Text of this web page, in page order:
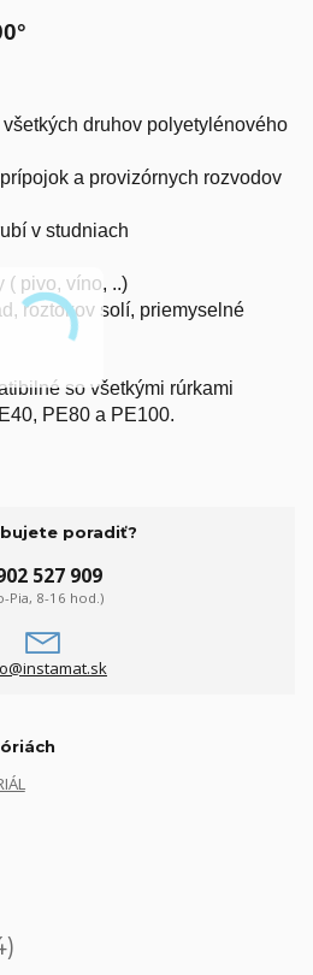
druhov polyetylénového
a provizórnych rozvodov
v studniach
pivo, víno, ..)
roztokov solí, priemyselné
so všetkými rúrkami
PE80 a PE100.
poradiť?
527 909
Pia, 8-16 hod.)